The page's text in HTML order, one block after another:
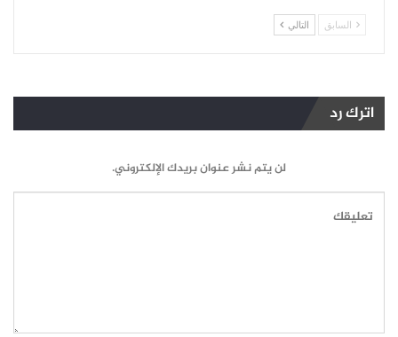
السابق التالي
اترك رد
لن يتم نشر عنوان بريدك الإلكتروني.